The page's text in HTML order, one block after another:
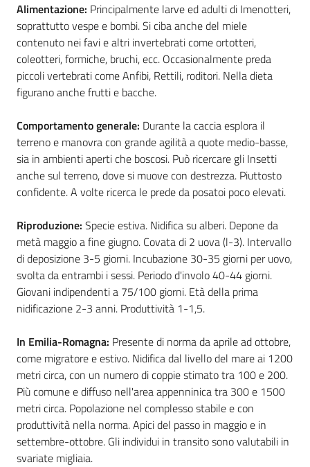
Alimentazione: Principalmente larve ed adulti di Imenotteri,
soprattutto vespe e bombi. Si ciba anche del miele
contenuto nei favi e altri invertebrati come ortotteri,
coleotteri, formiche, bruchi, ecc. Occasionalmente preda
piccoli vertebrati come Anfibi, Rettili, roditori. Nella dieta
figurano anche frutti e bacche.
Comportamento generale: Durante la caccia esplora il
terreno e manovra con grande agilità a quote medio-basse,
sia in ambienti aperti che boscosi. Può ricercare gli Insetti
anche sul terreno, dove si muove con destrezza. Piuttosto
confidente. A volte ricerca le prede da posatoi poco elevati.
Riproduzione: Specie estiva. Nidifica su alberi. Depone da
metà maggio a fine giugno. Covata di 2 uova (l-3). Intervallo
di deposizione 3-5 giorni. Incubazione 30-35 giorni per uovo,
svolta da entrambi i sessi. Periodo d'involo 40-44 giorni.
Giovani indipendenti a 75/100 giorni. Età della prima
nidificazione 2-3 anni. Produttività 1-1,5.
In Emilia-Romagna: Presente di norma da aprile ad ottobre,
come migratore e estivo. Nidifica dal livello del mare ai 1200
metri circa, con un numero di coppie stimato tra 100 e 200.
Più comune e diffuso nell'area appenninica tra 300 e 1500
metri circa. Popolazione nel complesso stabile e con
produttività nella norma. Apici del passo in maggio e in
settembre-ottobre. Gli individui in transito sono valutabili in
svariate migliaia.